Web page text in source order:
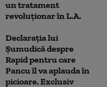
un tratament
revoluționar în L.A.
Declarația lui
Șumudică despre
Rapid pentru care
Pancu îl va aplauda în
picioare. Exclusiv